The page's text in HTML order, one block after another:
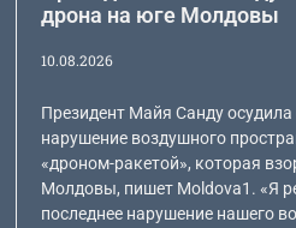
дрона на юге Молдовы
10.08.2026
Президент Майя Санду осудила
нарушение воздушного
«дроном-ракетой», которая
Молдовы, пишет Moldova1. «Я
последнее нарушение нашего